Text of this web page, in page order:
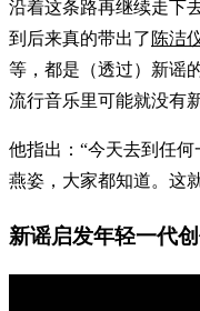
沿着这条路再继续走下
到后来真的带出了 陈洁
等，都是（透过）新谣
流行音乐里可能就没有
他指出：“今天去到任
燕姿，大家都知道。这
新谣启发年轻一代